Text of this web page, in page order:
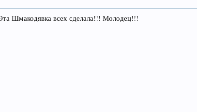
Шмакодявка всех сделала!!! Молодец!!!